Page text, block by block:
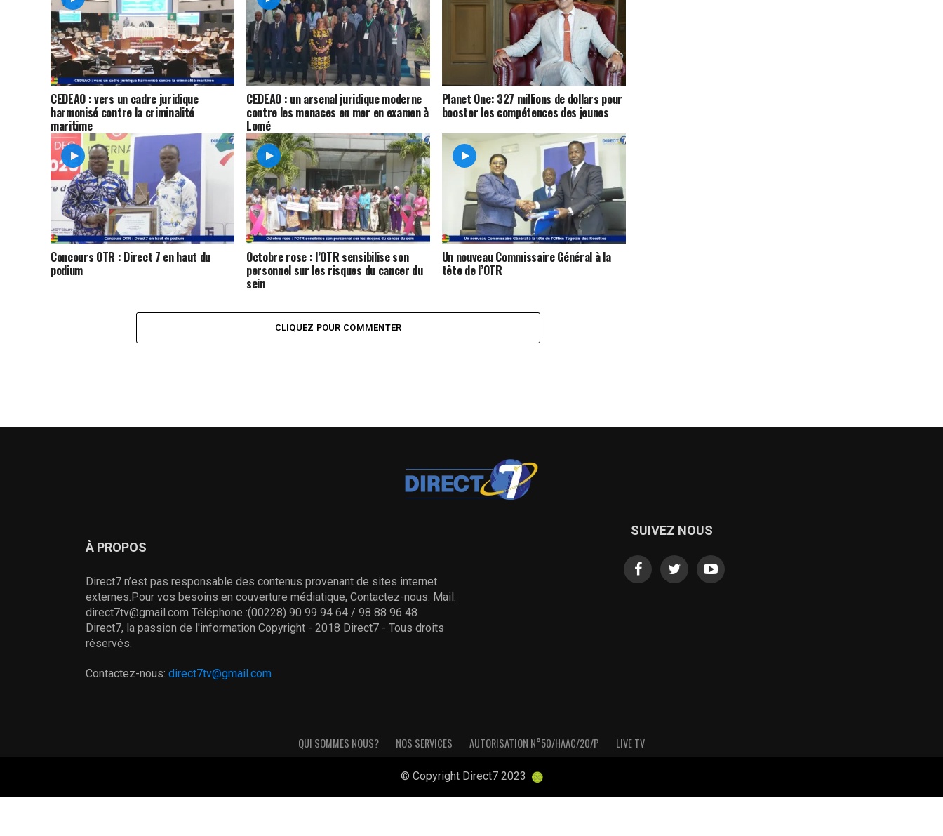
CEDEAO : vers un cadre juridique
harmonisé contre la criminalité
maritime
CEDEAO : un arsenal juridique moderne
contre les menaces en mer en examen à
Lomé
Planet One: 327 millions de dollars pour
booster les compétences des jeunes
Concours OTR : Direct 7 en haut du
podium
Octobre rose : l’OTR sensibilise son
personnel sur les risques du cancer du
sein
Un nouveau Commissaire Général à la
tête de l’OTR
CLIQUEZ POUR COMMENTER
À PROPOS
Direct7 n’est pas responsable des contenus provenant de sites internet
externes.Pour vos besoins en couverture médiatique, Contactez-nous: Mail:
direct7tv@gmail.com Téléphone :(00228) 90 99 94 64 / 98 88 96 48
Direct7, la passion de l'information Copyright - 2018 Direct7 - Tous droits
réservés.
Contactez-nous: direct7tv@gmail.com
SUIVEZ NOUS
QUI SOMMES NOUS? NOS SERVICES AUTORISATION N°50/HAAC/20/P LIVE TV
© Copyright Direct7 2023